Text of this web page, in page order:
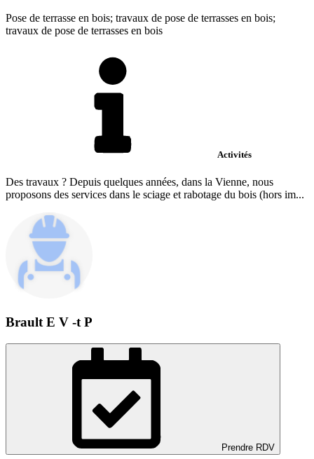
Pose de terrasse en bois; travaux de pose de terrasses en bois;
travaux de pose de terrasses en bois
Activités
Des travaux ? Depuis quelques années, dans la Vienne, nous
proposons des services dans le sciage et rabotage du bois (hors im...
Brault E V -t P
Prendre RDV